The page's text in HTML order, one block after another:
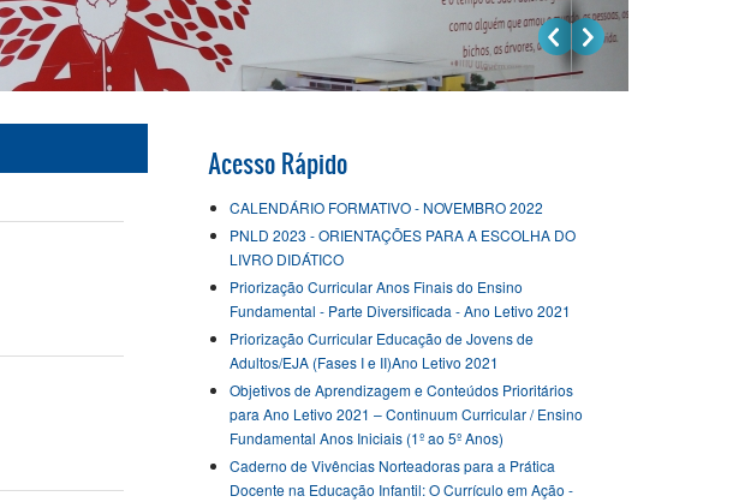
Acesso Rápido
CALENDÁRIO FORMATIVO - NOVEMBRO 2022
PNLD 2023 - ORIENTAÇÕES PARA A ESCOLHA DO
LIVRO DIDÁTICO
Priorização Curricular Anos Finais do Ensino
Fundamental - Parte Diversificada - Ano Letivo 2021
Priorização Curricular Educação de Jovens de
Adultos/EJA (Fases I e II)Ano Letivo 2021
Objetivos de Aprendizagem e Conteúdos Prioritários
para Ano Letivo 2021 – Continuum Curricular / Ensino
Fundamental Anos Iniciais (1º ao 5º Anos)
Caderno de Vivências Norteadoras para a Prática
Docente na Educação Infantil: O Currículo em Ação -